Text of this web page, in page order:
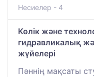
Несиелер - 4
Көлік және
гидравликалық
жүйелері
Пәннің мақсаты